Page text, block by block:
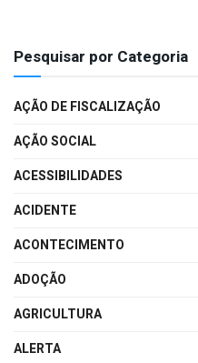
Pesquisar por Categoria
AÇÃO DE FISCALIZAÇÃO
AÇÃO SOCIAL
ACESSIBILIDADES
ACIDENTE
ACONTECIMENTO
ADOÇÃO
AGRICULTURA
ALERTA